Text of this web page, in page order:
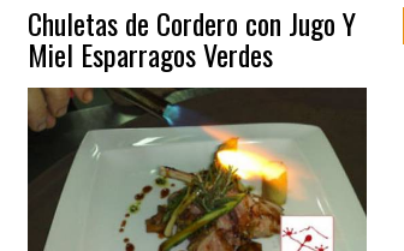
Chuletas de Cordero con Jugo Y
Miel Esparragos Verdes